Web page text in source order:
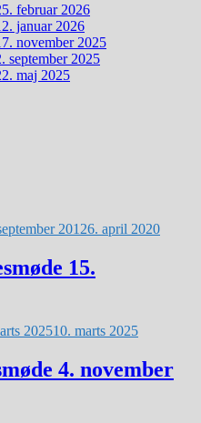
februar 2026
januar 2026
november 2025
september 2025
maj 2025
20126. april 2020
15.
202510. marts 2025
4. november